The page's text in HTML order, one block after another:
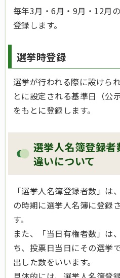
毎年3月・6月・9月・12月
登録します。
選挙時登録
選挙が行われる際に設けら
とに設定される基準日（公
をもとに登録します。
選挙人名簿登録
違いについて
「選挙人名簿登録者数」は
の時期に選挙人名簿に登録
す。
また、「当日有権者数」は
ち、投票日当日にその選挙
出した数をいいます。